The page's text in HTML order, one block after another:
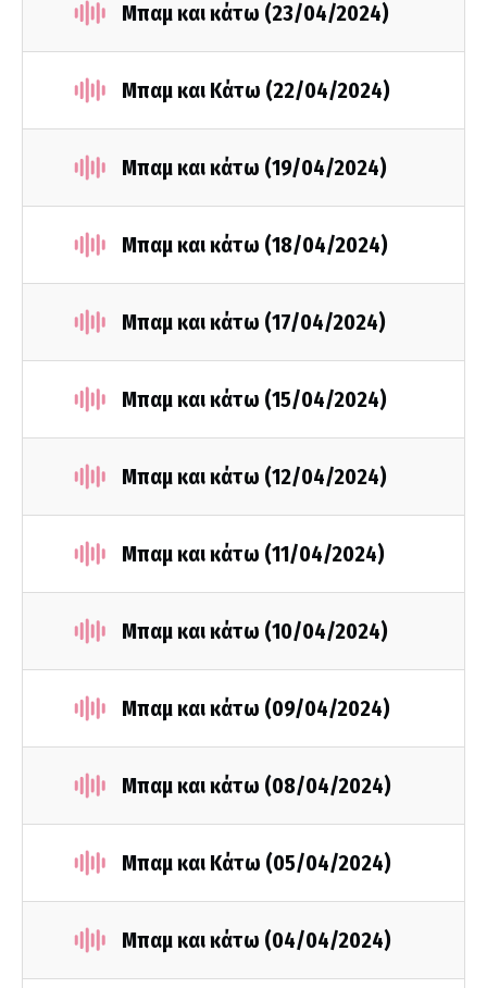
Μπαμ και κάτω (23/04/2024)
Μπαμ και Κάτω (22/04/2024)
Μπαμ και κάτω (19/04/2024)
Μπαμ και κάτω (18/04/2024)
Μπαμ και κάτω (17/04/2024)
Μπαμ και κάτω (15/04/2024)
Μπαμ και κάτω (12/04/2024)
Μπαμ και κάτω (11/04/2024)
Μπαμ και κάτω (10/04/2024)
Μπαμ και κάτω (09/04/2024)
Μπαμ και κάτω (08/04/2024)
Μπαμ και Κάτω (05/04/2024)
Μπαμ και κάτω (04/04/2024)